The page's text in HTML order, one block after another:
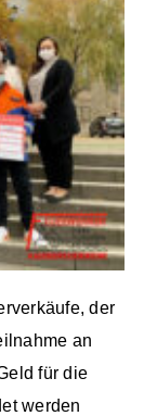
der
an
für die
werden